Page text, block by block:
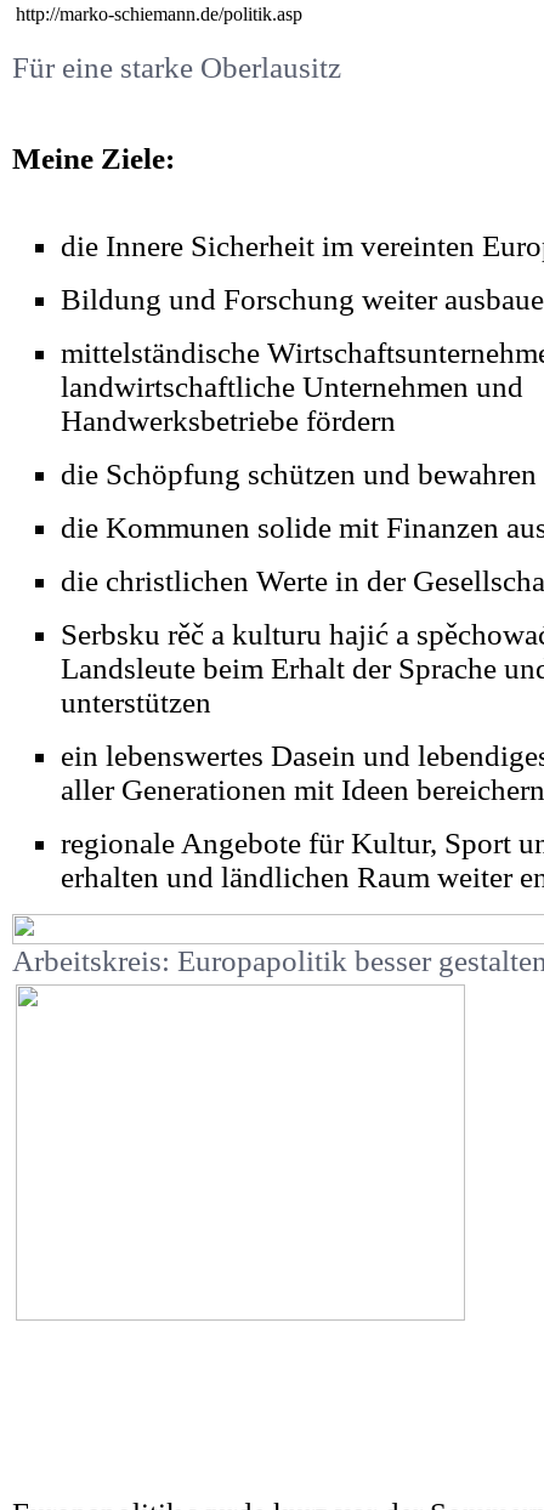
http://marko-schiemann.de/politik.asp
Für eine starke Oberlausitz
Meine Ziele:
die Innere Sicherheit im vereinten
Bildung und Forschung weiter
mittelständische
landwirtschaftliche Unternehmen und
Handwerksbetriebe fördern
die Schöpfung schützen und bewahren
die Kommunen solide mit Finanzen
die christlichen Werte in der
Serbsku rěč a kulturu hajić a
Landsleute beim Erhalt der Sprache
unterstützen
ein lebenswertes Dasein und
aller Generationen mit Ideen bereichern
regionale Angebote für Kultur, Sport
erhalten und ländlichen Raum weiter
Arbeitskreis: Europapolitik besser